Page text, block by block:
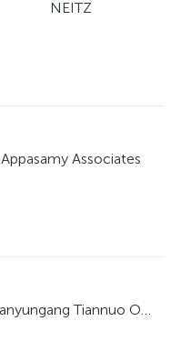
NEITZ
Appasamy Associates
Lianyungang Tiannuo Optical Instrument Co., Ltd.